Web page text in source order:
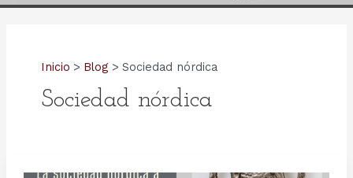
Inicio Blog Sociedad nórdica
Sociedad nórdica